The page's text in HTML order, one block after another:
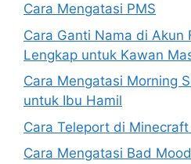
Cara Mengatasi PMS
Cara Ganti Nama di Akun
Lengkap untuk Kawan
Cara Mengatasi Morning
untuk Ibu Hamil
Cara Teleport di
Cara Mengatasi Bad